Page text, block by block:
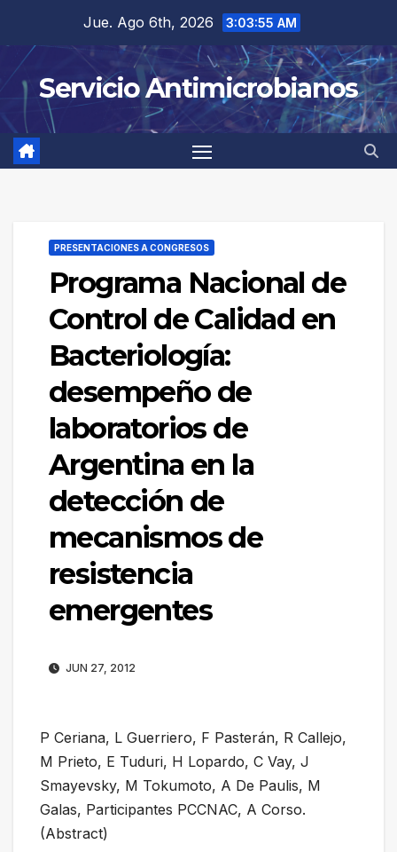
contenido
Jue. Ago 6th, 2026 3:03:55 AM
Servicio Antimicrobianos
PRESENTACIONES A CONGRESOS
Programa Nacional de
Control de Calidad en
Bacteriología:
desempeño de
laboratorios de
Argentina en la
detección de
mecanismos de
resistencia
emergentes
JUN 27, 2012
P Ceriana, L Guerriero, F Pasterán, R Callejo,
M Prieto, E Tuduri, H Lopardo, C Vay, J
Smayevsky, M Tokumoto, A De Paulis, M
Galas, Participantes PCCNAC, A Corso.
(Abstract)